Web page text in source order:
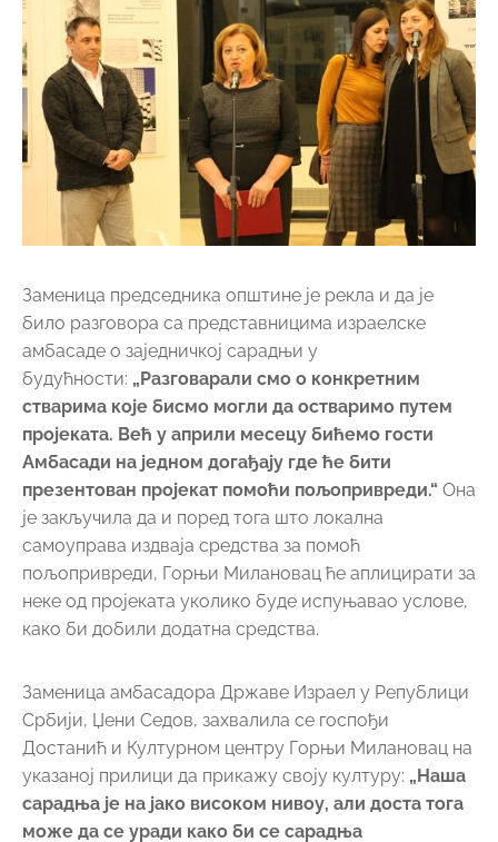
Заменица председника општине је рекла и да је
било разговора са представницима израелске
амбасаде о заједничкој сарадњи у
будућности: „Разговарали смо о конкретним
стварима које бисмо могли да остваримо путем
пројеката. Већ у априли месецу бићемо гости
Амбасади на једном догађају где ће бити
презентован пројекат помоћи пољопривреди.“ Она
је закључила да и поред тога што локална
самоуправа издваја средства за помоћ
пољопривреди, Горњи Милановац ће аплицирати за
неке од пројеката уколико буде испуњавао услове,
како би добили додатна средства.
Заменица амбасадора Државе Израел у Републици
Србији, Џени Седов, захвалила се госпођи
Достанић и Културном центру Горњи Милановац на
указаној прилици да прикажу своју културу: „Наша
сарадња је на јако високом нивоу, али доста тога
може да се уради како би се сарадња